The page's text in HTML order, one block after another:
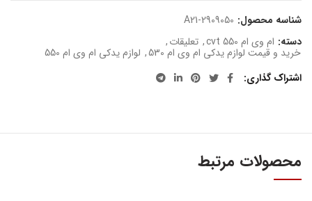
شناسه محصول: A21-2909050
دسته: ام وی ام 550 cvt , تعلیقات,
خرید و قیمت لوازم یدکی ام وی ام 530 , لوازم یدکی ام وی ام 550
اشتراک گذاری
محصولات مرتبط